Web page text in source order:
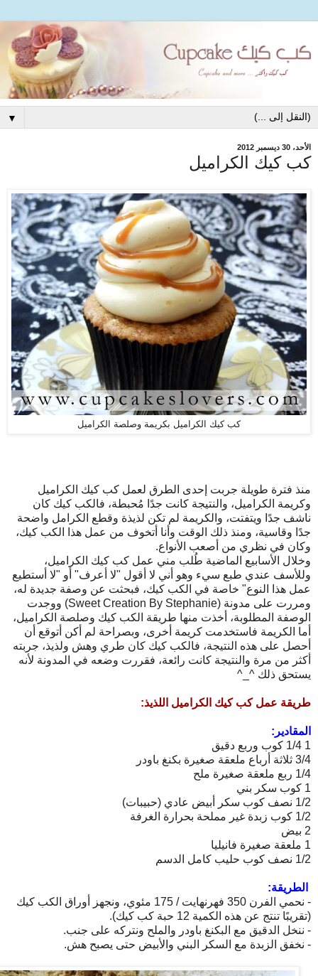
▼
الأحد، 30 ديسمبر 2012
كب كيك الكراميل
كب كيك الكراميل بكريمة وصلصة الكراميل
منذ فترة طويلة جربت إحدى الطرق لعمل كب كيك الكراميل
وكريمة الكراميل، والنتيجة كانت جدًا مُحبطة، فالكب كيك كان
ناشف جدًا ويتفتت، والكريمة لم تكن لذيذة وقطع الكرامل واضحة
جدًا وقاسية، ومنذ ذلك الوقت وأنا أتخوف من عمل هذا الكب كيك،
وكان في نظري من أصعب الأنواع.
وخلال الأسابيع الماضية طُلب مني عمل كب كيك الكراميل،
وللأسف عندي طبع سيء وهو أني لا أقول "لا أعرف" أو "لا أستطيع
عمل هذا النوع" خاصة في الكب كيك، فبحثت عن وصفة جديدة له،
ومررت على مدونة (Sweet Creation By Stephanie) ووجدت
الوصفة المطلوبة، أخذت منها طريقة الكب كيك وصلصة الكراميل،
أما الكريمة فاستخدمت كريمة أخرى، وبصراحة لم أكن أتوقع أن
أحصل على هذه النتيجة، فالكب كيك كان طري وهش ولذيذ، جربته
أكثر من مرة والنتيجة كانت رائعة، فقررت وضعه في المدونة لأنه
يستحق ذلك ^_^
طريقة عمل كب كيك الكراميل اللذيذ:
المقادير:
1 1/4 كوب وربع دقيق
3/4 ثلاثة أرباع ملعقة صغيرة بكنغ باودر
1/4 ربع ملعقة صغيرة ملح
1 كوب سكر بني
1/2 نصف كوب سكر أبيض عادي (حبيبات)
1/2 كوب زبدة غير مملحة بحرارة الغرفة
2 بيض
1 ملعقة صغيرة فانيليا
1/2 نصف كوب حليب كامل الدسم
الطريقة:
- نحمي الفرن 350 فهرنهايت / 175 مئوي، ونجهز أوراق الكب كيك
(تقريبًا تنتج عن هذه الكمية 12 حبة كب كيك).
- ننخل الدقيق مع البكنغ باودر والملح ونتركه على جنب.
- نخفق الزبدة مع السكر البني والأبيض حتى يصبح هش.